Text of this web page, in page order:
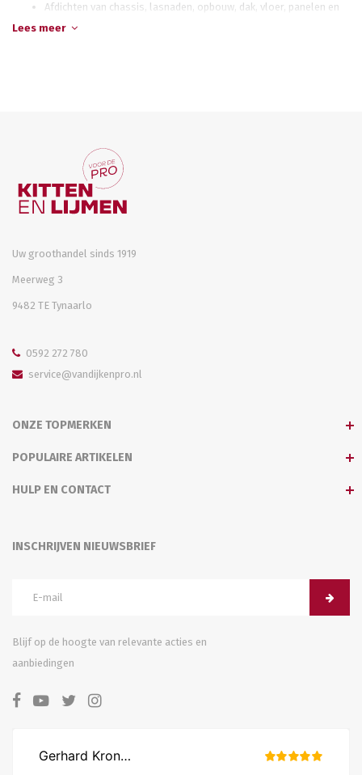
Afdichten van chassis, lasnaden, opbouw, dak, vloer, panelen en
interieurdelen
Lees meer
Uw groothandel sinds 1919
Meerweg 3
9482 TE Tynaarlo
0592 272 780
service@vandijkenpro.nl
ONZE TOPMERKEN
POPULAIRE ARTIKELEN
HULP EN CONTACT
INSCHRIJVEN NIEUWSBRIEF
Blijf op de hoogte van relevante acties en
aanbiedingen